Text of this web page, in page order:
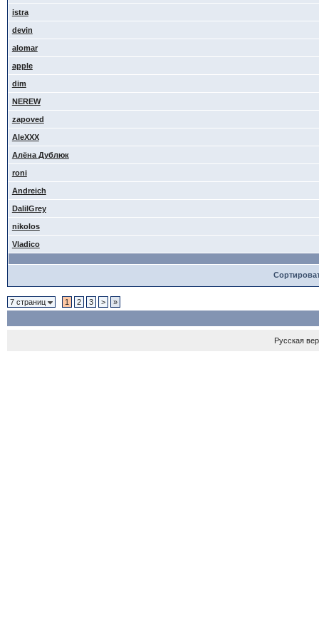
istra
devin
alomar
apple
dim
NEREW
zapoved
AleXXX
Алёна Дублюк
roni
Andreich
DalilGrey
nikolos
Vladico
7 страниц 1 2 3 > »
Русская